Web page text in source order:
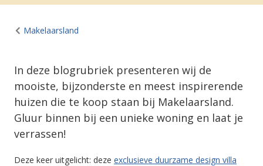
Makelaarsland
In deze blogrubriek presenteren wij de
mooiste, bijzonderste en meest inspirerende
huizen die te koop staan bij Makelaarsland.
Gluur binnen bij een unieke woning en laat je
verrassen!
Deze keer uitgelicht: deze exclusieve duurzame design villa